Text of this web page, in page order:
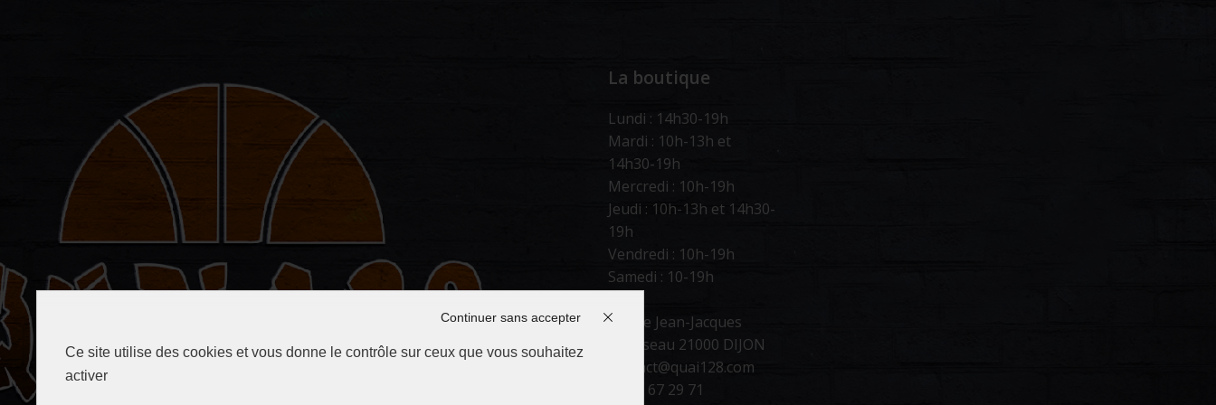
La boutique
Lundi : 14h30-19h
Mardi : 10h-13h et
14h30-19h
Mercredi : 10h-19h
Jeudi : 10h-13h et 14h30-
19h
Vendredi : 10h-19h
Samedi : 10-19h
66 rue Jean-Jacques
Rousseau 21000 DIJON
contact@quai128.com
03 65 67 29 71
Ce site utilise des cookies et vous donne le contrôle sur ceux que vous souhaitez
activer
Continuer sans accepter